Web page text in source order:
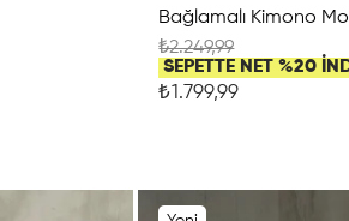
Bağlamalı Kimono
₺2.249,99
SEPETTE NET %20
₺1.799,99